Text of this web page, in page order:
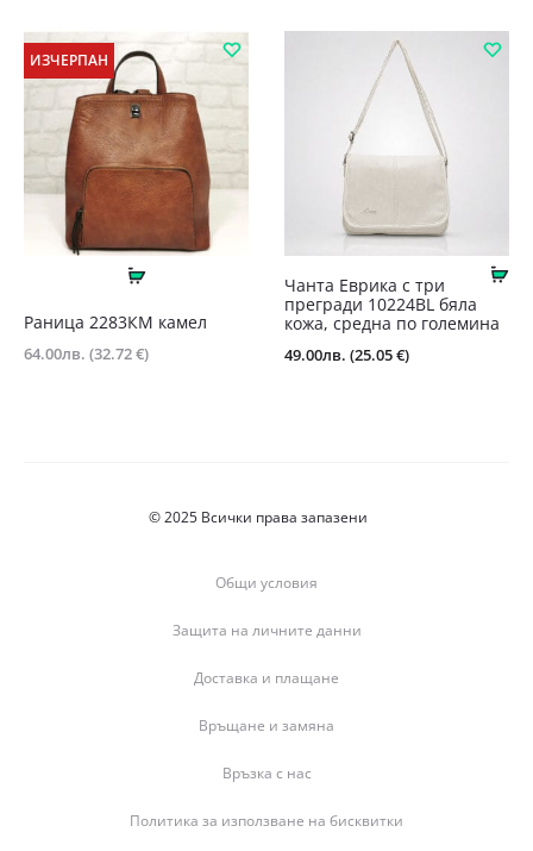
ИЗЧЕРПАН
Още
Раница 2283КМ камел
64.00лв. (32.72 €)
Чанта Еврика с три
прегради 10224BL бяла
кожа, средна по големина
49.00лв. (25.05 €)
© 2025 Всички права запазени
Общи условия
Защита на личните данни
Доставка и плащане
Връщане и замяна
Връзка с нас
Политика за използване на бисквитки